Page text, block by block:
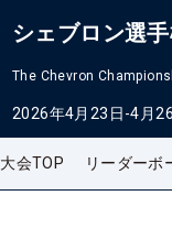
シェブロン選
The Chevron
2026年4月23日-4月
大会TOP リーダーボ